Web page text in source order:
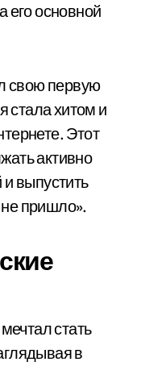
его основной
свою первую
стала хитом и
Этот
активно
и выпустить
пришло».
стать
в